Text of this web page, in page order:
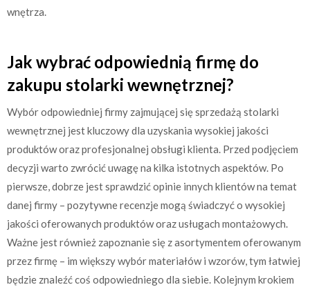
wnętrza.
Jak wybrać odpowiednią firmę do
zakupu stolarki wewnętrznej?
Wybór odpowiedniej firmy zajmującej się sprzedażą stolarki
wewnętrznej jest kluczowy dla uzyskania wysokiej jakości
produktów oraz profesjonalnej obsługi klienta. Przed podjęciem
decyzji warto zwrócić uwagę na kilka istotnych aspektów. Po
pierwsze, dobrze jest sprawdzić opinie innych klientów na temat
danej firmy – pozytywne recenzje mogą świadczyć o wysokiej
jakości oferowanych produktów oraz usługach montażowych.
Ważne jest również zapoznanie się z asortymentem oferowanym
przez firmę – im większy wybór materiałów i wzorów, tym łatwiej
będzie znaleźć coś odpowiedniego dla siebie. Kolejnym krokiem